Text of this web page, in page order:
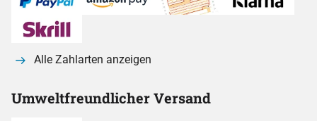
Alle Zahlarten anzeigen
Umweltfreundlicher Versand